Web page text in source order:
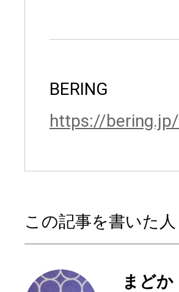
BERING
https://bering.jp/
この記事を書いた人
まどか